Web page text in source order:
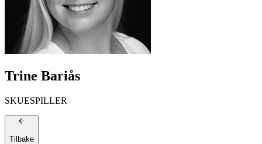
Trine Bariås
SKUESPILLER
Tilbake